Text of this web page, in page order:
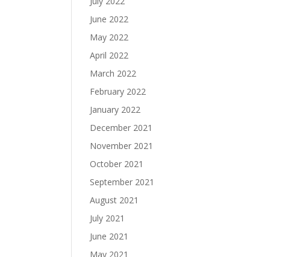
June 2022
May 2022
April 2022
March 2022
February 2022
January 2022
December 2021
November 2021
October 2021
September 2021
August 2021
July 2021
June 2021
May 2021